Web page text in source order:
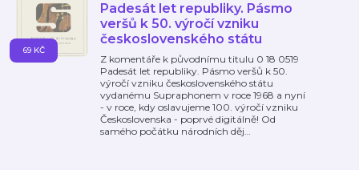
Padesát let republiky. Pásmo
veršů k 50. výročí vzniku
československého státu
Z komentáře k původnímu titulu 0 18 0519
Padesát let republiky. Pásmo veršů k 50.
výročí vzniku československého státu
vydanému Supraphonem v roce 1968 a nyní
- v roce, kdy oslavujeme 100. výročí vzniku
Československa - poprvé digitálně! Od
samého počátku národních děj…
69 KČ